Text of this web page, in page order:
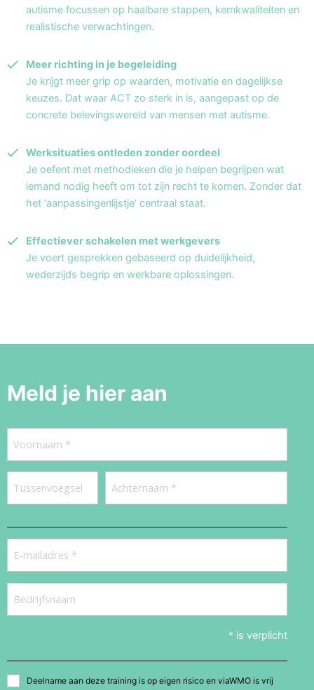
autisme focussen op haalbare stappen, kernkwaliteiten en
realistische verwachtingen.
Meer richting in je begeleiding
Je krijgt meer grip op waarden, motivatie en dagelijkse
keuzes. Dat waar ACT zo sterk in is, aangepast op de
concrete belevingswereld van mensen met autisme.
Werksituaties ontleden zonder oordeel
Je oefent met methodieken die je helpen begrijpen wat
iemand nodig heeft om tot zijn recht te komen. Zonder dat
het ‘aanpassingenlijstje’ centraal staat.
Effectiever schakelen met werkgevers
Je voert gesprekken gebaseerd op duidelijkheid,
wederzijds begrip en werkbare oplossingen.
Meld je hier aan
mailadres
* is verplicht
Algemene
Deelname aan deze training is op eigen risico en viaWMO is vrij